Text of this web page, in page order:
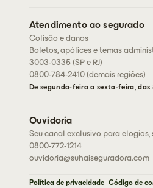
Atendimento ao segurado
Colisão e danos
Boletos, apólices e temas
3003-0335 (SP e RJ)
0800-784-2410 (demais regiões)
De segunda-feira a sexta-feira, das
Ouvidoria
Seu canal exclusivo para elogios,
0800-772-1214
ouvidoria@suhaiseguradora.com
Política de privacidade Código de